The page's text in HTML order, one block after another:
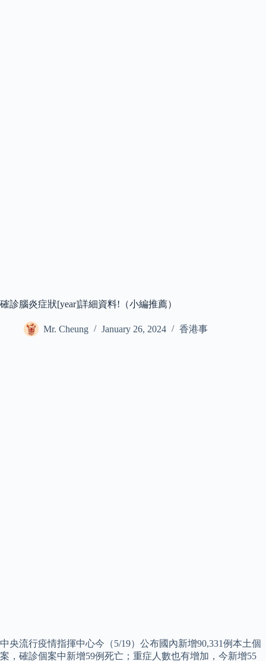
確診腦炎症狀[year]詳細資料!（小編推薦）
Mr. Cheung January 26, 2024 香港事
中央流行疫情指揮中心今（5/19）公布國內新增90,331例本土個
案，確診個案中新增59例死亡；重症人數也有增加，今新增55